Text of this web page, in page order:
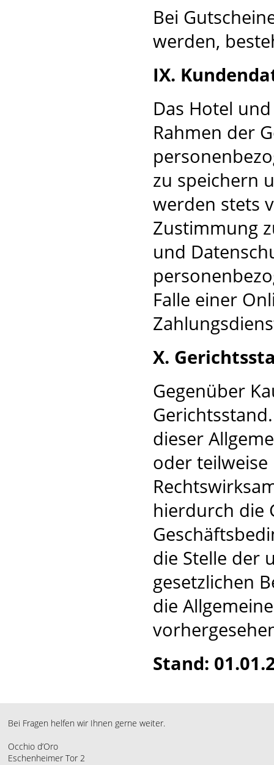
Bei
werden,
IX.
Das Hotel
Rahmen der
zu speichern
werden stets
Zustimmung
und
Falle einer
X.
Gegenüber
dieser
oder
hierdurch die
die Stelle der
gesetzlichen
die
Stand:
Bei Fragen helfen wir Ihnen gerne weiter.
Occhio d’Oro
Eschenheimer Tor 2